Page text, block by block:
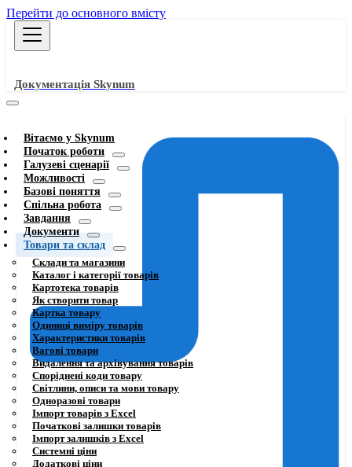
Перейти до основного вмісту
Документація Skynum
Вітаємо у Skynum
Початок роботи
Галузеві сценарії
Можливості
Базові поняття
Спільна робота
Завдання
Документи
Товари та склад
Склади та магазини
Каталог і категорії товарів
Картотека товарів
Як створити товар
Картка товару
Одиниці виміру товарів
Характеристики товарів
Вагові товари
Видалення та архівування товарів
Споріднені коди товару
Світлини, описи та мови товару
Одноразові товари
Імпорт товарів з Excel
Початкові залишки товарів
Імпорт залишків з Excel
Системні ціни
Додаткові ціни